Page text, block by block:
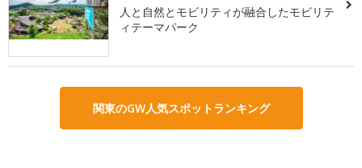
人と自然とモビリティが融合したモビリテ
ィテーマパーク
関東のGW人気スポットランキング